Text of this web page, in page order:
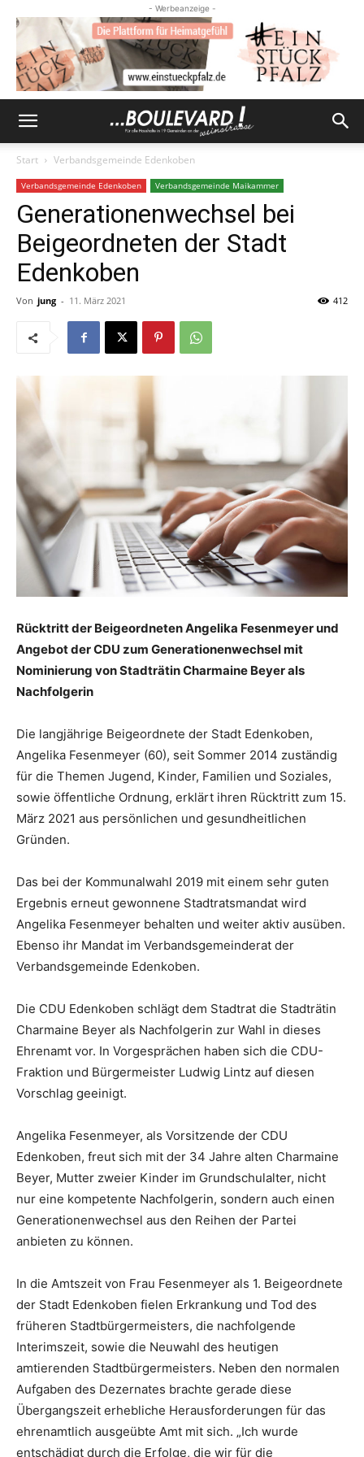
- Werbeanzeige -
Start Verbandsgemeinde Edenkoben
Verbandsgemeinde Edenkoben Verbandsgemeinde Maikammer
Generationenwechsel bei
Beigeordneten der Stadt
Edenkoben
Von jung - 11. März 2021 412
Rücktritt der Beigeordneten Angelika Fesenmeyer und
Angebot der CDU zum Generationenwechsel mit
Nominierung von Stadträtin Charmaine Beyer als
Nachfolgerin
Die langjährige Beigeordnete der Stadt Edenkoben,
Angelika Fesenmeyer (60), seit Sommer 2014 zuständig
für die Themen Jugend, Kinder, Familien und Soziales,
sowie öffentliche Ordnung, erklärt ihren Rücktritt zum 15.
März 2021 aus persönlichen und gesundheitlichen
Gründen.
Das bei der Kommunalwahl 2019 mit einem sehr guten
Ergebnis erneut gewonnene Stadtratsmandat wird
Angelika Fesenmeyer behalten und weiter aktiv ausüben.
Ebenso ihr Mandat im Verbandsgemeinderat der
Verbandsgemeinde Edenkoben.
Die CDU Edenkoben schlägt dem Stadtrat die Stadträtin
Charmaine Beyer als Nachfolgerin zur Wahl in dieses
Ehrenamt vor. In Vorgesprächen haben sich die CDU-
Fraktion und Bürgermeister Ludwig Lintz auf diesen
Vorschlag geeinigt.
Angelika Fesenmeyer, als Vorsitzende der CDU
Edenkoben, freut sich mit der 34 Jahre alten Charmaine
Beyer, Mutter zweier Kinder im Grundschulalter, nicht
nur eine kompetente Nachfolgerin, sondern auch einen
Generationenwechsel aus den Reihen der Partei
anbieten zu können.
In die Amtszeit von Frau Fesenmeyer als 1. Beigeordnete
der Stadt Edenkoben fielen Erkrankung und Tod des
früheren Stadtbürgermeisters, die nachfolgende
Interimszeit, sowie die Neuwahl des heutigen
amtierenden Stadtbürgermeisters. Neben den normalen
Aufgaben des Dezernates brachte gerade diese
Übergangszeit erhebliche Herausforderungen für das
ehrenamtlich ausgeübte Amt mit sich. „Ich wurde
entschädigt durch die Erfolge, die wir für die